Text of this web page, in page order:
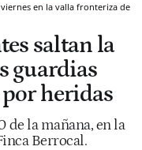
en la valla fronteriza de
saltan la
guardias
heridas
de la mañana, en la
Berrocal.